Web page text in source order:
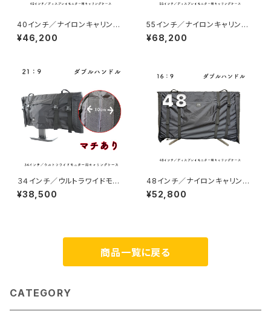
40インチ／ナイロンキャリング
ケース
¥46,200
55インチ／ナイロンキャリング
ケース
¥68,200
３４インチ／ウルトラワイドモニ
ター用キャリングケース（マチあ
り）
¥38,500
48インチ／ナイロンキャリング
ケース
¥52,800
商品一覧に戻る
CATEGORY